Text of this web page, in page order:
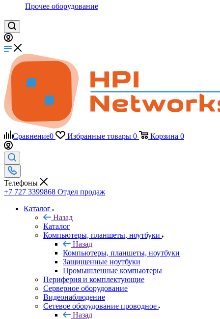
Прочее оборудование
Сравнение0 Избранные товары 0 Корзина 0
Телефоны
+7 727 3399868 Отдел продаж
Каталог
Назад
Каталог
Компьютеры, планшеты, ноутбуки
Назад
Компьютеры, планшеты, ноутбуки
Защищенные ноутбуки
Промышленные компьютеры
Периферия и комплектующие
Серверное оборудование
Видеонаблюдение
Сетевое оборудование проводное
Назад